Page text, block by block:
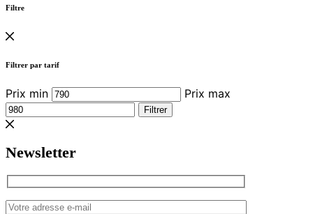
Filtre
Filtrer par tarif
Prix min Prix max
Filtrer
Newsletter